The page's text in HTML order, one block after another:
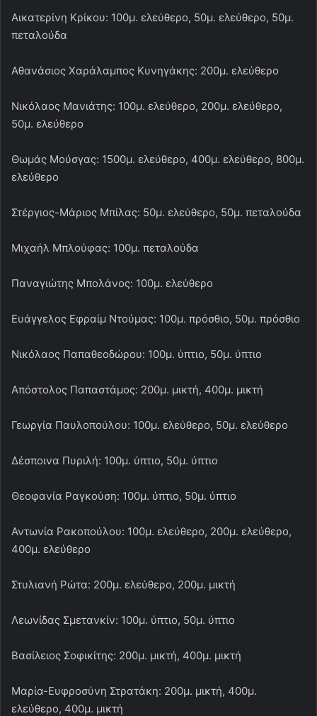
Αικατερίνη Κρίκου: 100μ. ελεύθερο, 50μ. ελεύθερο, 50μ.
πεταλούδα
Αθανάσιος Χαράλαμπος Κυνηγάκης: 200μ. ελεύθερο
Νικόλαος Μανιάτης: 100μ. ελεύθερο, 200μ. ελεύθερο,
50μ. ελεύθερο
Θωμάς Μούσγας: 1500μ. ελεύθερο, 400μ. ελεύθερο, 800μ.
ελεύθερο
Στέργιος-Μάριος Μπίλας: 50μ. ελεύθερο, 50μ. πεταλούδα
Μιχαήλ Μπλούφας: 100μ. πεταλούδα
Παναγιώτης Μπολάνος: 100μ. ελεύθερο
Ευάγγελος Εφραίμ Ντούμας: 100μ. πρόσθιο, 50μ. πρόσθιο
Νικόλαος Παπαθεοδώρου: 100μ. ύπτιο, 50μ. ύπτιο
Απόστολος Παπαστάμος: 200μ. μικτή, 400μ. μικτή
Γεωργία Παυλοπούλου: 100μ. ελεύθερο, 50μ. ελεύθερο
Δέσποινα Πυριλή: 100μ. ύπτιο, 50μ. ύπτιο
Θεοφανία Ραγκούση: 100μ. ύπτιο, 50μ. ύπτιο
Αντωνία Ρακοπούλου: 100μ. ελεύθερο, 200μ. ελεύθερο,
400μ. ελεύθερο
Στυλιανή Ρώτα: 200μ. ελεύθερο, 200μ. μικτή
Λεωνίδας Σμετανκίν: 100μ. ύπτιο, 50μ. ύπτιο
Βασίλειος Σοφικίτης: 200μ. μικτή, 400μ. μικτή
Μαρία-Ευφροσύνη Στρατάκη: 200μ. μικτή, 400μ.
ελεύθερο, 400μ. μικτή